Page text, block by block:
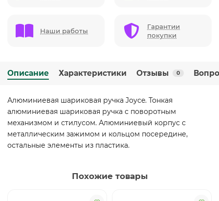
Наши работы
Гарантии
покупки
Описание Характеристики Отзывы 0
Алюминиевая шариковая ручка Joyce. Тонкая
алюминиевая шариковая ручка с поворотным
механизмом и стилусом. Алюминиевый корпус с
металлическим зажимом и кольцом посередине,
остальные элементы из пластика.
Похожие товары